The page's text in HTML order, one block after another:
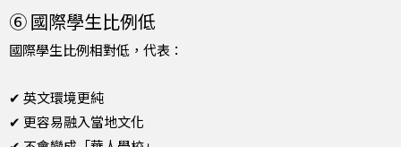
⑥ 國際學生比例低
國際學生比例相對低，代表：
✔ 英文環境更純
✔ 更容易融入當地文化